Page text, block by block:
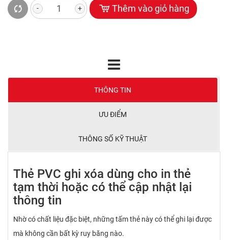
- + Thêm vào giỏ hàng
THÔNG TIN
ƯU ĐIỂM
THÔNG SỐ KỸ THUẬT
Thẻ PVC ghi xóa dùng cho in thẻ
tạm thời hoặc có thể cập nhật lại
thông tin
Nhờ có chất liệu đặc biệt, những tấm thẻ này có thể ghi lại được
mà không cần bất kỳ ruy băng nào.